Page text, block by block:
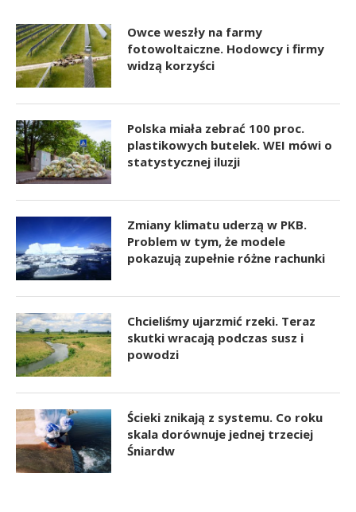
Owce weszły na farmy
fotowoltaiczne. Hodowcy i firmy
widzą korzyści
Polska miała zebrać 100 proc.
plastikowych butelek. WEI mówi o
statystycznej iluzji
Zmiany klimatu uderzą w PKB.
Problem w tym, że modele
pokazują zupełnie różne rachunki
Chcieliśmy ujarzmić rzeki. Teraz
skutki wracają podczas susz i
powodzi
Ścieki znikają z systemu. Co roku
skala dorównuje jednej trzeciej
Śniardw